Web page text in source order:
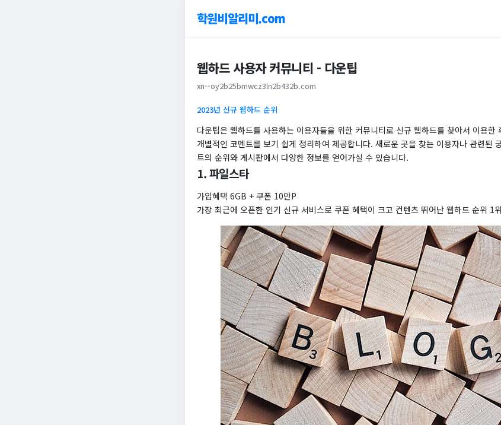
학원비알리미.com
웹하드 사용자 커뮤니티 - 다운팁
xn--oy2b25bmwcz3ln2b432b.com
2023년 신규 웹하드 순위
다운팁은 웹하드를 사용하는 이용자들을 위한 커뮤니티로 신규 웹하드를 찾아서 이용한
개별적인 코멘트를 보기 쉽게 정리하여 제공합니다. 새로운 곳을 찾는 이용자나 관련된
트의 순위와 게시판에서 다양한 정보를 얻어가실 수 있습니다.
1. 파일스타
가입혜택 6GB + 쿠폰 10만P
가장 최근에 오픈한 인기 신규 서비스로 쿠폰 혜택이 크고 컨텐츠 뛰어난 웹하드 순위 1